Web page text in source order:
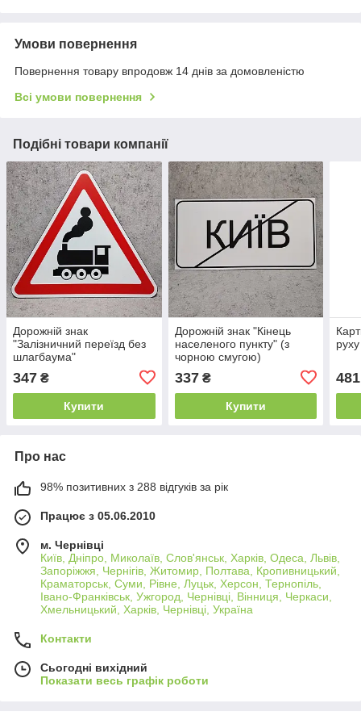
Умови повернення
Повернення товару впродовж 14 днів за домовленістю
Всі умови повернення
Подібні товари компанії
Дорожній знак
"Залізничний переїзд без
шлагбаума"
347 ₴
Купити
Дорожній знак "Кінець
населеного пункту" (з
чорною смугою)
337₴
Купити
руху
481
Про нас
98% позитивних з 288 відгуків за рік
Працює з 05.06.2010
м. Чернівці
Київ, Дніпро, Миколаїв, Слов'янськ, Харків, Одеса, Львів,
Запоріжжя, Чернігів, Житомир, Полтава, Кропивницький,
Краматорськ, Суми, Рівне, Луцьк, Херсон, Тернопіль,
Івано-Франківськ, Ужгород, Чернівці, Вінниця, Черкаси,
Хмельницький, Харків, Чернівці, Україна
Контакти
Сьогодні вихідний
Показати весь графік роботи